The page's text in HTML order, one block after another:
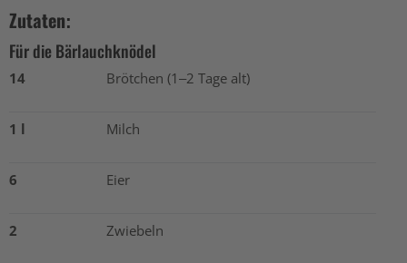
Zutaten:
Für die Bärlauchknödel
14 Brötchen (1–2 Tage alt)
1 l Milch
6 Eier
2 Zwiebeln